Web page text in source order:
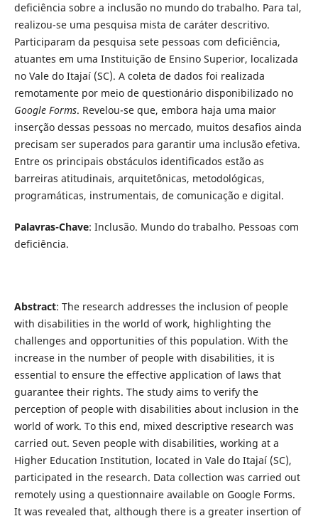
deficiência sobre a inclusão no mundo do trabalho. Para tal,
realizou-se uma pesquisa mista de caráter descritivo.
Participaram da pesquisa sete pessoas com deficiência,
atuantes em uma Instituição de Ensino Superior, localizada
no Vale do Itajaí (SC). A coleta de dados foi realizada
remotamente por meio de questionário disponibilizado no
Google Forms. Revelou-se que, embora haja uma maior
inserção dessas pessoas no mercado, muitos desafios ainda
precisam ser superados para garantir uma inclusão efetiva.
Entre os principais obstáculos identificados estão as
barreiras atitudinais, arquitetônicas, metodológicas,
programáticas, instrumentais, de comunicação e digital.
Palavras-Chave: Inclusão. Mundo do trabalho. Pessoas com
deficiência.
Abstract: The research addresses the inclusion of people
with disabilities in the world of work, highlighting the
challenges and opportunities of this population. With the
increase in the number of people with disabilities, it is
essential to ensure the effective application of laws that
guarantee their rights. The study aims to verify the
perception of people with disabilities about inclusion in the
world of work. To this end, mixed descriptive research was
carried out. Seven people with disabilities, working at a
Higher Education Institution, located in Vale do Itajaí (SC),
participated in the research. Data collection was carried out
remotely using a questionnaire available on Google Forms.
It was revealed that, although there is a greater insertion of